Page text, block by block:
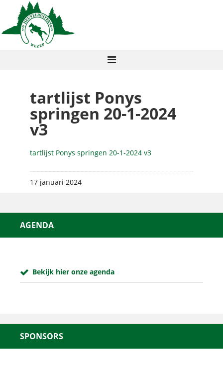
tartlijst Ponys
springen 20-1-2024
v3
tartlijst Ponys springen 20-1-2024 v3
17 januari 2024
AGENDA
Bekijk hier onze agenda
SPONSORS